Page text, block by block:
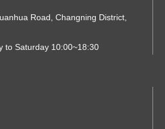
Road, Changning District,
to Saturday 10:00~18:30